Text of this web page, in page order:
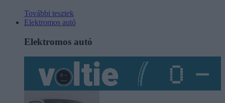
További tesztek
Elektromos autó
Elektromos autó